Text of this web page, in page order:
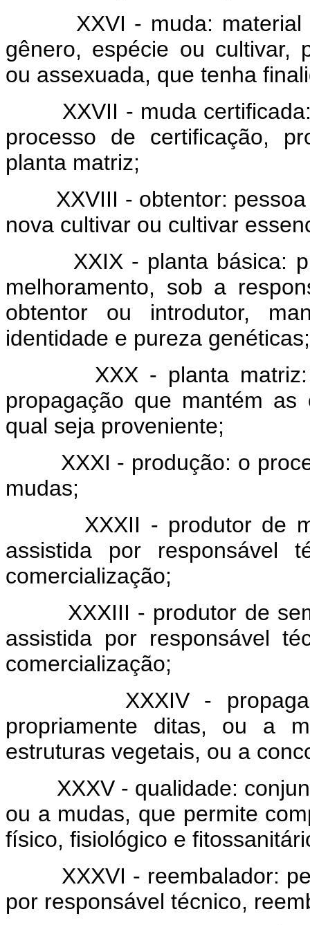
XXVI - muda: material
gênero, espécie ou cultivar,
ou assexuada, que tenha
XXVII - muda certificada:
processo de certificação,
planta matriz;
XXVIII - obtentor: pessoa
nova cultivar ou cultivar
XXIX - planta básica:
melhoramento, sob a
obtentor ou introdutor,
identidade e pureza genéticas;
XXX - planta matriz:
propagação que mantém
qual seja proveniente;
XXXI - produção: o
mudas;
XXXII - produtor de
assistida por responsável
comercialização;
XXXIII - produtor de
assistida por responsável
comercialização;
XXXIV - propagação:
propriamente ditas, ou a
estruturas vegetais, ou a
XXXV - qualidade:
ou a mudas, que permite
físico, fisiológico e
XXXVI - reembalador:
por responsável técnico,